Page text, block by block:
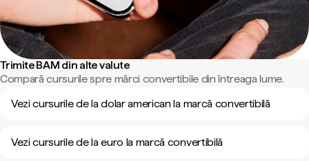
Trimite BAM din alte valute
Compară cursurile spre mărci convertibile din întreaga lume.
Vezi cursurile de la dolar american la marcă convertibilă
Vezi cursurile de la euro la marcă convertibilă